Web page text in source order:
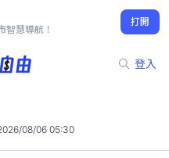
智慧導航！
打開
登入
08/06 05:30